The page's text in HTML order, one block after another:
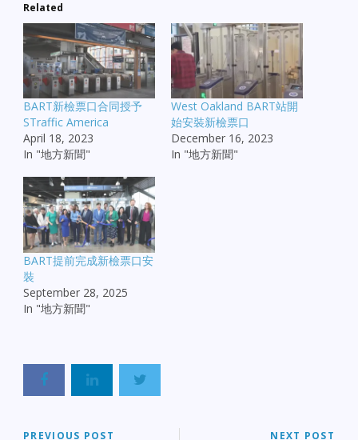
Related
BART新檢票口合同授予
STraffic America
April 18, 2023
In "地方新聞"
West Oakland BART站開
始安裝新檢票口
December 16, 2023
In "地方新聞"
BART提前完成新檢票口安
裝
September 28, 2025
In "地方新聞"
PREVIOUS POST NEXT POST